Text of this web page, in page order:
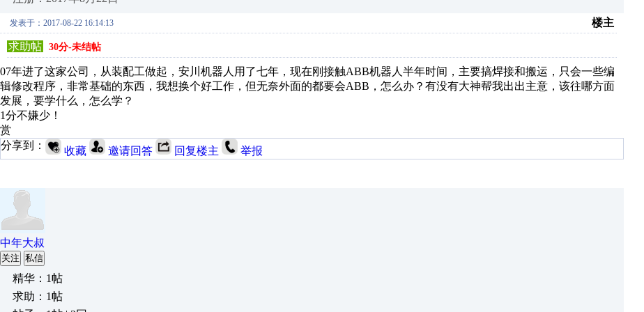
发表于：2017-08-22 16:14:13
楼主
求助帖
30分-未结帖
07年进了这家公司，从装配工做起，安川机器人用了七年，现在刚接触ABB机器人半年时间，主要搞焊接和搬运，只会一些编
辑修改程序，非常基础的东西，我想换个好工作，但无奈外面的都要会ABB，怎么办？有没有大神帮我出出主意，该往哪方面
发展，要学什么，怎么学？
1分不嫌少！
赏
分享到：
收藏 邀请回答 回复楼主 举报
中年大叔
关注 私信
精华：1帖
求助：1帖